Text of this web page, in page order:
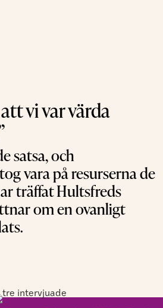
vi var värda
satsa, och
vara på resurserna de
träffat Hultsfreds
om en ovanligt